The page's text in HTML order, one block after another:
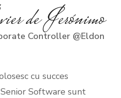
de Jerónimo
Controller @Eldon
cu succes
Software sunt